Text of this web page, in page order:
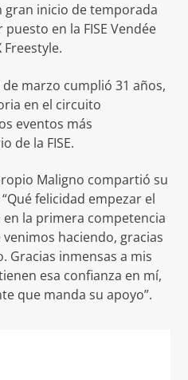
gran inicio de temporada
en la FISE Vendée
Freestyle.
marzo cumplió 31 años,
en el circuito
eventos más
de la FISE.
Maligno compartió su
felicidad empezar el
la primera competencia
haciendo, gracias
Gracias inmensas a mis
esa confianza en mí,
que manda su apoyo”.